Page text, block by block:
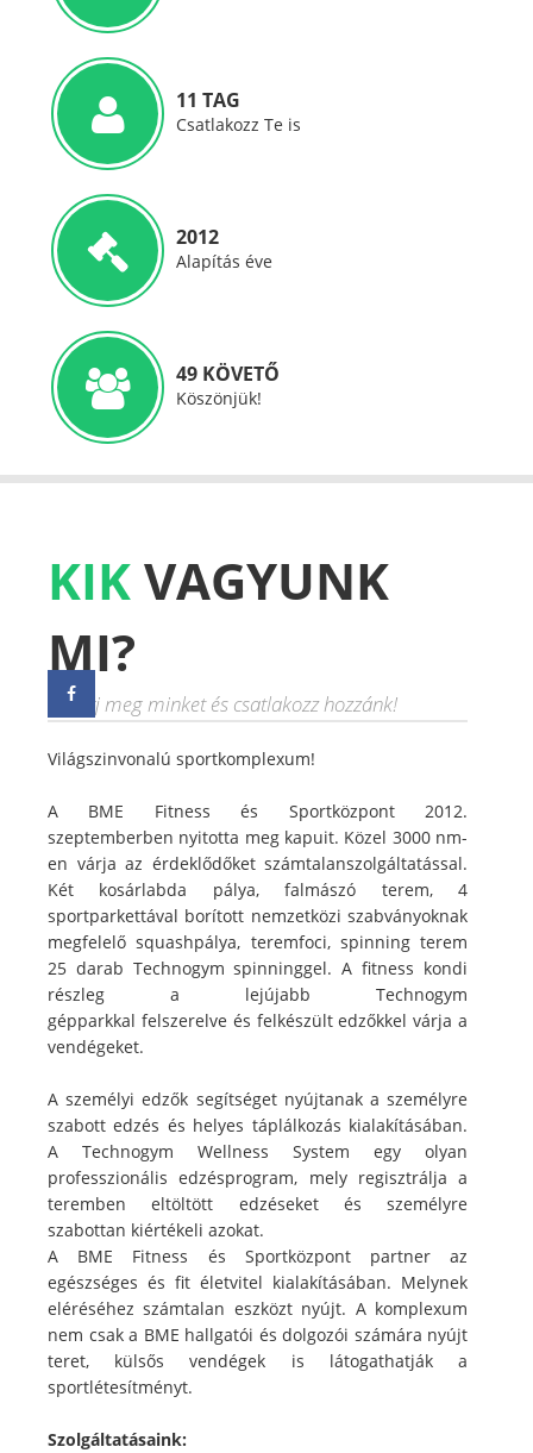
11 TAG
Csatlakozz Te is
2012
Alapítás éve
49 KÖVETŐ
Köszönjük!
KIKVAGYUNK
MI?
Ismerj meg minket és csatlakozz hozzánk!
Világszinvonalú sportkomplexum!
A BME Fitness és Sportközpont 2012.
szeptemberben nyitotta meg kapuit. Közel 3000 nm-
en várja az érdeklődőket számtalanszolgáltatással.
Két kosárlabda pálya, falmászó terem, 4
sportparkettával borított nemzetközi szabványoknak
megfelelő squashpálya, teremfoci, spinning terem
25 darab Technogym spinninggel. A fitness kondi
részleg a lejújabb Technogym
gépparkkal felszerelve és felkészült edzőkkel várja a
vendégeket.
A személyi edzők segítséget nyújtanak a személyre
szabott edzés és helyes táplálkozás kialakításában.
A Technogym Wellness System egy olyan
professzionális edzésprogram, mely regisztrálja a
teremben eltöltött edzéseket és személyre
szabottan kiértékeli azokat.
A BME Fitness és Sportközpont partner az
egészséges és fit életvitel kialakításában. Melynek
eléréséhez számtalan eszközt nyújt. A komplexum
nem csak a BME hallgatói és dolgozói számára nyújt
teret, külsős vendégek is látogathatják a
sportlétesítményt.
Szolgáltatásaink: